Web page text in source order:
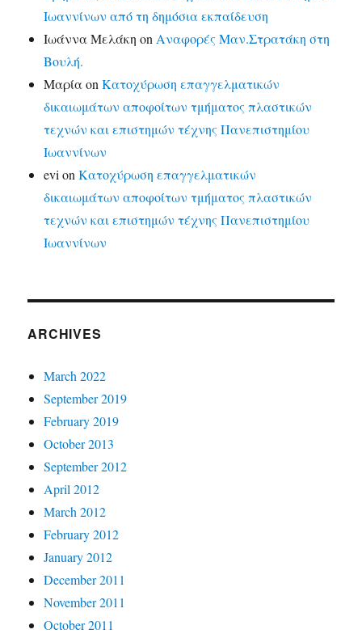
Ιωαννίνων από τη δημόσια εκπαίδευση
Ιωάννα Μελάκη on Αναφορές Μαν.Στρατάκη στη
Βουλή.
ΜαρίαonΚατοχύρωση επαγγελματικών
δικαιωμάτων αποφοίτων τμήματος πλαστικών
τεχνών και επιστημών τέχνης Πανεπιστημίου
Ιωαννίνων
evi onΚατοχύρωση επαγγελματικών
δικαιωμάτων αποφοίτων τμήματος πλαστικών
τεχνών και επιστημών τέχνης Πανεπιστημίου
Ιωαννίνων
ARCHIVES
March 2022
September 2019
February 2019
October 2013
September 2012
April 2012
March 2012
February 2012
January 2012
December 2011
November 2011
October 2011